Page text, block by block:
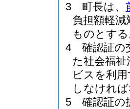
3
町長は、
負担額軽減
ものとす
4
確認証の
た社会福
ビスを利
しなけれ
5
確認証の